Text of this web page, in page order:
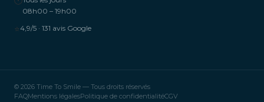
08h00 – 19h00
⭐4,9/5 · 131 avis Google
© 2026 Time To Smile — Tous droits réservés
FAQMentions légalesPolitique de confidentialitéCGV